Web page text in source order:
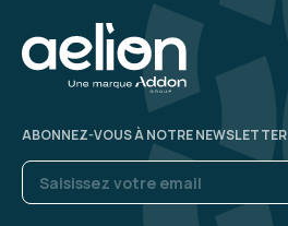
ABONNEZ-VOUS À NOTRE NEWSLETTER